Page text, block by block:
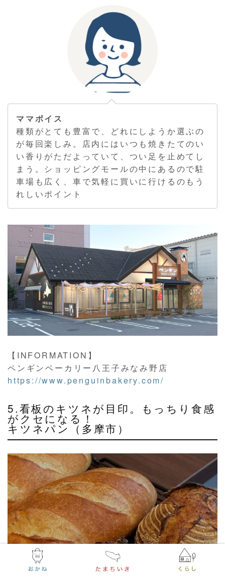
ママボイス
種類がとても豊富で、どれにしようか選ぶの
が毎回楽しみ。店内にはいつも焼きたてのい
い香りがただよっていて、つい足を止めてし
まう。ショッピングモールの中にあるので駐
車場も広く、車で気軽に買いに行けるのもう
れしいポイント
【INFORMATION】
ペンギンベーカリー八王子みなみ野店
https://www.penguinbakery.com/
5.看板のキツネが目印。もっちり食感
がクセになる！
キツネパン（多摩市）